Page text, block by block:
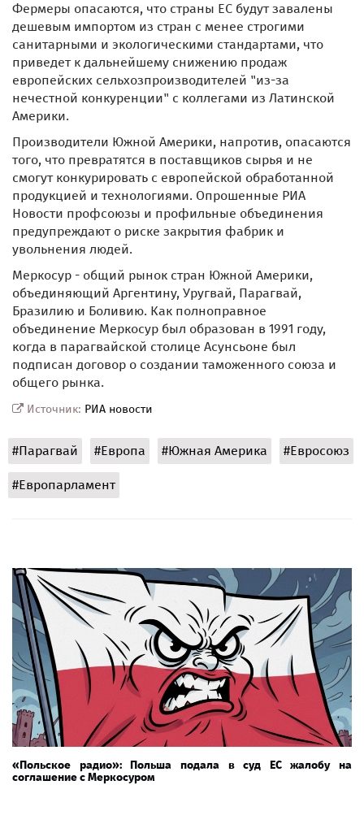
Фермеры опасаются, что страны ЕС будут завалены
дешевым импортом из стран с менее строгими
санитарными и экологическими стандартами, что
приведет к дальнейшему снижению продаж
европейских сельхозпроизводителей "из-за
нечестной конкуренции" с коллегами из Латинской
Америки.
Производители Южной Америки, напротив, опасаются
того, что превратятся в поставщиков сырья и не
смогут конкурировать с европейской обработанной
продукцией и технологиями. Опрошенные РИА
Новости профсоюзы и профильные объединения
предупреждают о риске закрытия фабрик и
увольнения людей.
Меркосур - общий рынок стран Южной Америки,
объединяющий Аргентину, Уругвай, Парагвай,
Бразилию и Боливию. Как полноправное
объединение Меркосур был образован в 1991 году,
когда в парагвайской столице Асунсьоне был
подписан договор о создании таможенного союза и
общего рынка.
Источник: РИА новости
#Парагвай #Европа #Южная Америка #Евросоюз
#Европарламент
«Польское радио»: Польша подала в суд ЕС жалобу на
соглашение с Меркосуром